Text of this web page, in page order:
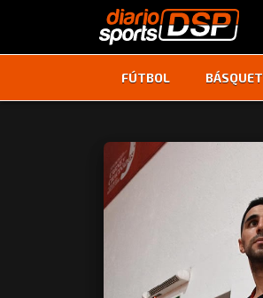
FÚTBOL BÁSQUET